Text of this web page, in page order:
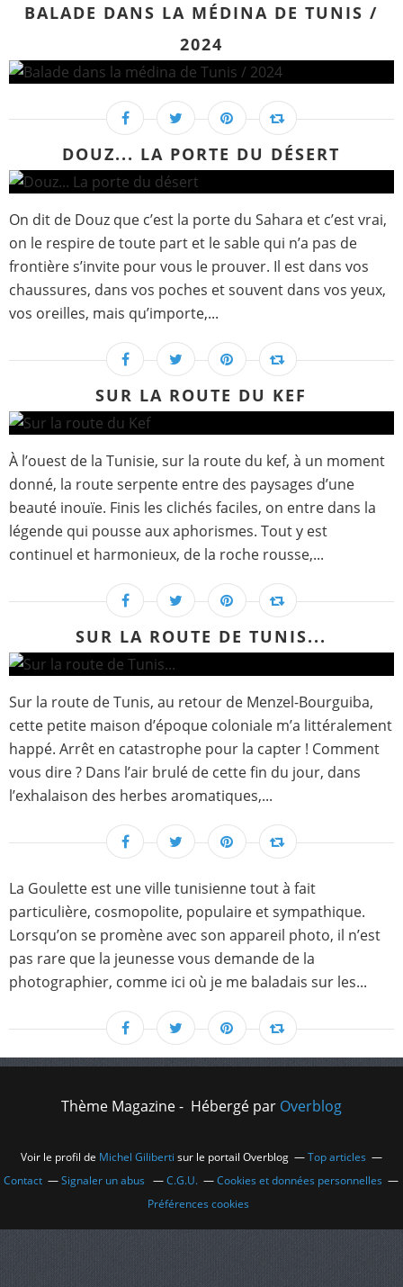
BALADE DANS LA MÉDINA DE TUNIS /
2024
DOUZ... LA PORTE DU DÉSERT
On dit de Douz que c’est la porte du Sahara et c’est vrai,
on le respire de toute part et le sable qui n’a pas de
frontière s’invite pour vous le prouver. Il est dans vos
chaussures, dans vos poches et souvent dans vos yeux,
vos oreilles, mais qu’importe,...
SUR LA ROUTE DU KEF
À l’ouest de la Tunisie, sur la route du kef, à un moment
donné, la route serpente entre des paysages d’une
beauté inouïe. Finis les clichés faciles, on entre dans la
légende qui pousse aux aphorismes. Tout y est
continuel et harmonieux, de la roche rousse,...
SUR LA ROUTE DE TUNIS...
Sur la route de Tunis, au retour de Menzel-Bourguiba,
cette petite maison d’époque coloniale m’a littéralement
happé. Arrêt en catastrophe pour la capter ! Comment
vous dire ? Dans l’air brulé de cette fin du jour, dans
l’exhalaison des herbes aromatiques,...
La Goulette est une ville tunisienne tout à fait
particulière, cosmopolite, populaire et sympathique.
Lorsqu’on se promène avec son appareil photo, il n’est
pas rare que la jeunesse vous demande de la
photographier, comme ici où je me baladais sur les...
Thème Magazine - Hébergé par Overblog
Voir le profil de Michel Giliberti sur le portail Overblog
Top articles
Contact
Signaler un abus C.G.U.
Cookies et données personnelles
Préférences cookies